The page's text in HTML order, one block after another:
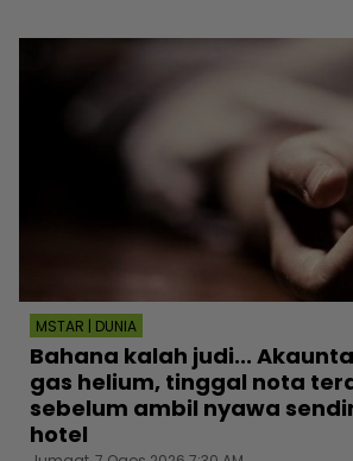
MSTAR | DUNIA
Bahana kalah judi...
gas helium, tinggal nota
sebelum ambil nyawa
hotel